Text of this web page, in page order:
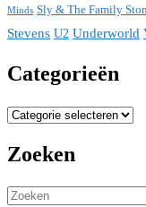
Minds Sly & The Family
Stevens U2 Underworld
Categorieën
Categorieën
Zoeken
Search